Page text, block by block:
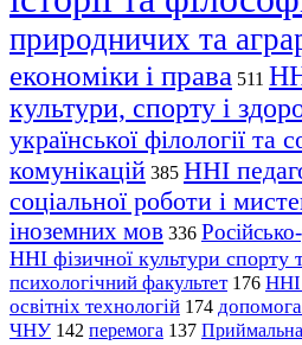
природничих та
економіки і права 511
культури, спорту і
української філології та
комунікацій 385 ННІ
соціальної роботи і
іноземних мов 336
ННІ фізичної культури спорту
психологічний факультет 176 ННІ
освітніх технологій 174
ЧНУ 142 перемога 137